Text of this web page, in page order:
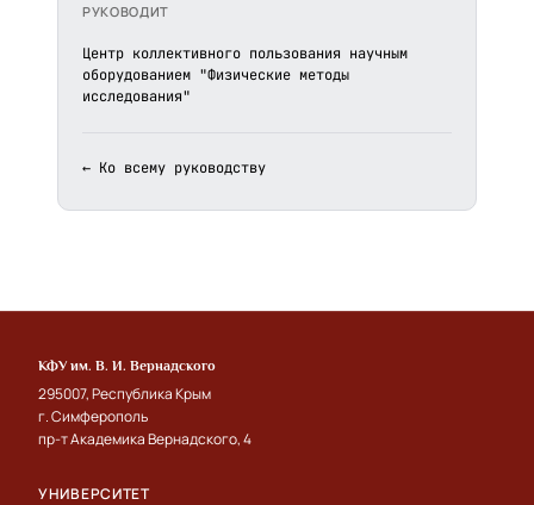
РУКОВОДИТ
Центр коллективного пользования научным
оборудованием "Физические методы
исследования"
← Ко всему руководству
КФУ им. В. И. Вернадского
295007, Республика Крым
г. Симферополь
пр-т Академика Вернадского, 4
УНИВЕРСИТЕТ